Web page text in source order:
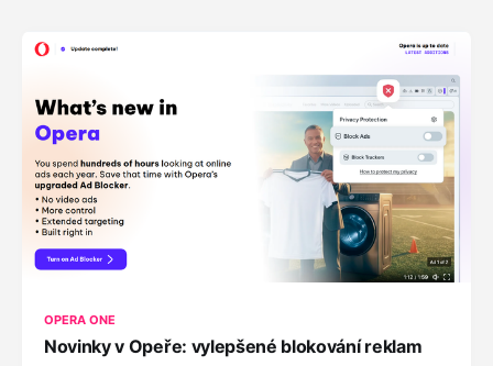
OPERA ONE
Novinky v Opeře: vylepšené blokování reklam